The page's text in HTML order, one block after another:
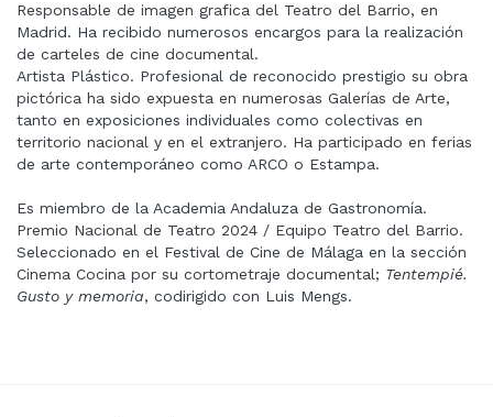
Responsable de imagen grafica del Teatro del Barrio, en
Madrid. Ha recibido numerosos encargos para la realización
de carteles de cine documental.
Artista Plástico. Profesional de reconocido prestigio su obra
pictórica ha sido expuesta en numerosas Galerías de Arte,
tanto en exposiciones individuales como colectivas en
territorio nacional y en el extranjero. Ha participado en ferias
de arte contemporáneo como ARCO o Estampa.
Es miembro de la Academia Andaluza de Gastronomía.
Premio Nacional de Teatro 2024 / Equipo Teatro del Barrio.
Seleccionado en el Festival de Cine de Málaga en la sección
Cinema Cocina por su cortometraje documental; Tentempié.
Gusto y memoria, codirigido con Luis Mengs.